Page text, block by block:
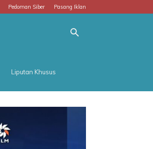
Pedoman Siber Pasang Iklan
Liputan Khusus